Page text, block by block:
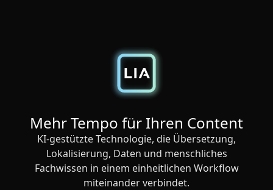
Mehr Tempo für Ihren Content
KI-gestützte Technologie, die Übersetzung,
Lokalisierung, Daten und menschliches
Fachwissen in einem einheitlichen Workflow
miteinander verbindet.